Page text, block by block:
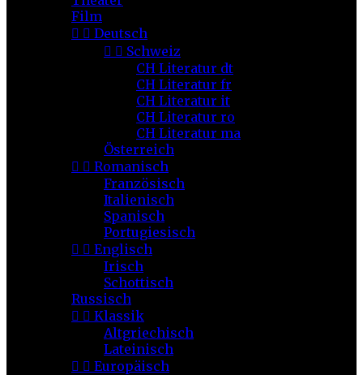
Film
  Deutsch
  Schweiz
CH Literatur dt
CH Literatur fr
CH Literatur it
CH Literatur ro
CH Literatur ma
Österreich
  Romanisch
Französisch
Italienisch
Spanisch
Portugiesisch
  Englisch
Irisch
Schottisch
Russisch
  Klassik
Altgriechisch
Lateinisch
  Europäisch